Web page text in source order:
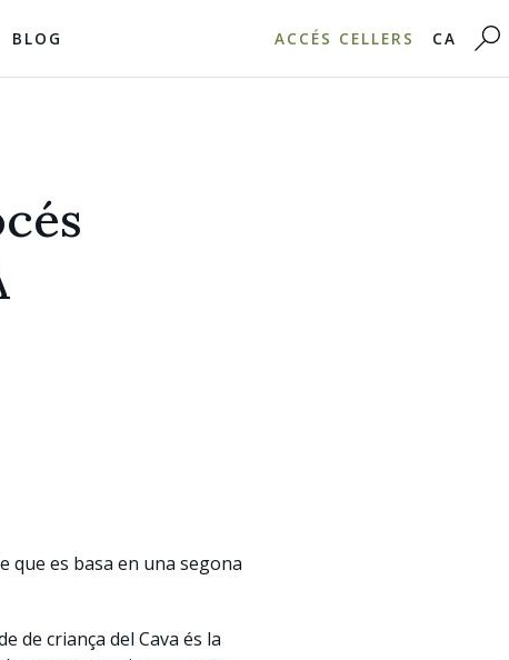
BLOG ACCÉS CELLERS CA
que es basa en una segona
de criança del Cava és la